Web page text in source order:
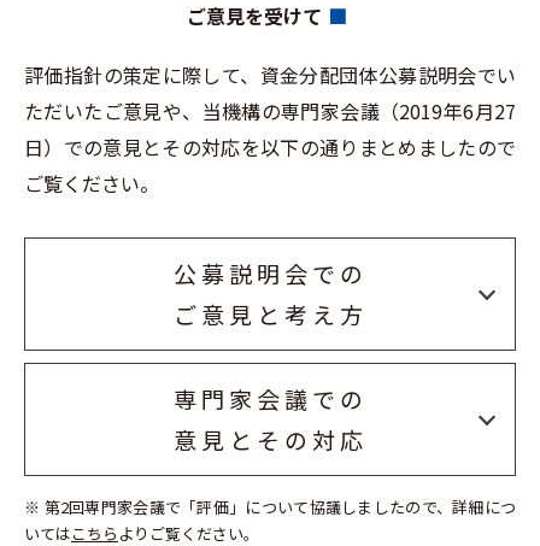
ご意見を受けて
評価指針の策定に際して、資金分配団体公募説明会でい
ただいたご意見や、当機構の専門家会議（2019年6月27
日）での意見とその対応を以下の通りまとめましたので
ご覧ください。
公募説明会での
ご意見と考え方
専門家会議での
意見とその対応
※ 第2回専門家会議で「評価」について協議しましたので、詳細につ
いてはこちら よりご覧ください。